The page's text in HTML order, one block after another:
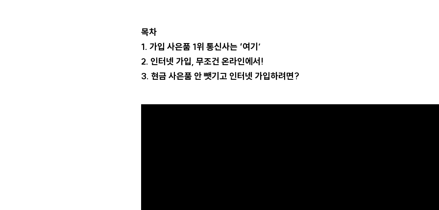
목차
1. 가입 사은품 1위 통신사는 ‘여기’
2. 인터넷 가입, 무조건 온라인에서!
3. 현금 사은품 안 뺏기고 인터넷 가입하려면?